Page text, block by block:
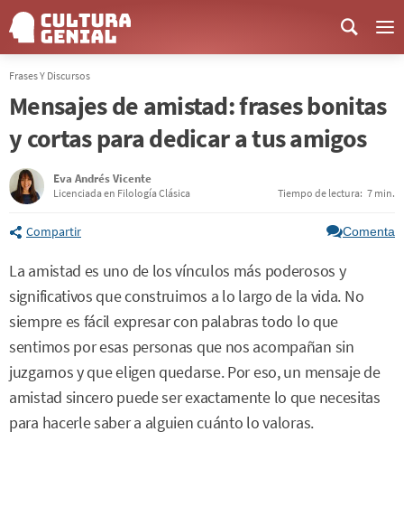
Frases Y Discursos
Mensajes de amistad: frases bonitas
y cortas para dedicar a tus amigos
Eva Andrés Vicente
Licenciada en Filología Clásica Tiempo de lectura: 7 min.
Compartir Comenta
La amistad es uno de los vínculos más poderosos y
significativos que construimos a lo largo de la vida. No
siempre es fácil expresar con palabras todo lo que
sentimos por esas personas que nos acompañan sin
juzgarnos y que eligen quedarse. Por eso, un mensaje de
amistad sincero puede ser exactamente lo que necesitas
para hacerle saber a alguien cuánto lo valoras.